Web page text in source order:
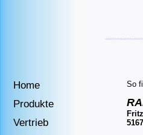
Home
Produkte
Vertrieb
So